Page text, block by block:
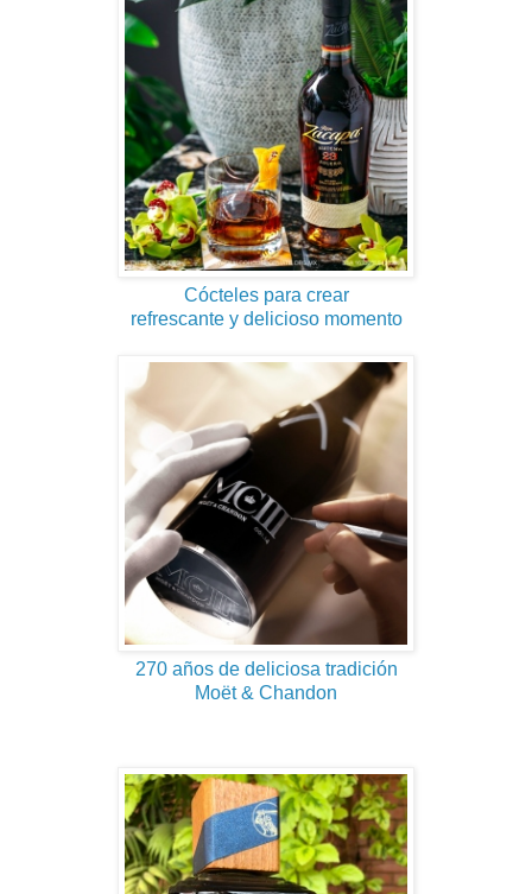
Cócteles para crear
refrescante y delicioso momento
270 años de deliciosa tradición
Moët & Chandon